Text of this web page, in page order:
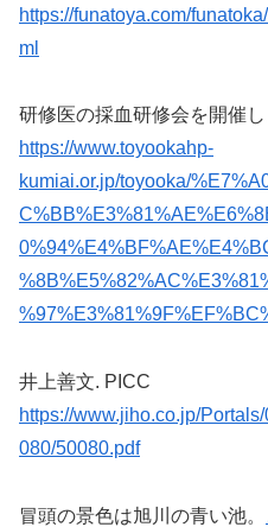
https://funatoya.com/
ml
研修医の採血研修会を開催
https://www.toyookahp-
kumiai.or.jp/toyooka/
井上善文. PICC
https://www.jiho.co.jp/
080/50080.pdf
冒頭の景色は旭川の青い池。